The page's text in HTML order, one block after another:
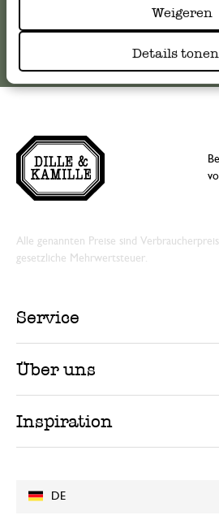
Weigeren
Details tonen
DE
Alle genannten Preise sind
gesetzliche Mehrwertsteuer.
Service
Über uns
Inspiration